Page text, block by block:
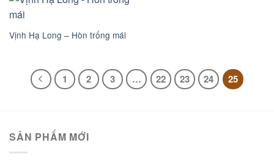
Vịnh Hạ Long – Hòn trống mái
1 2 3 … 22 23 24 25
SẢN PHẨM MỚI